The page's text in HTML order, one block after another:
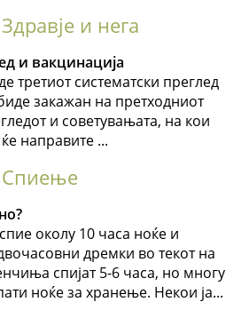
и нега
и вакцинација
третиот систематски преглед
закажан на претходниот
и советувањата, на кои
направите ...
Спиење
околу 10 часа ноќе и
дремки во текот на
спијат 5-6 часа, но многу
ноќе за хранење. Некои ја...